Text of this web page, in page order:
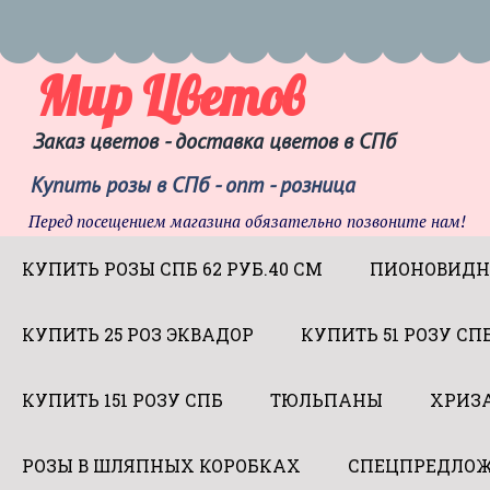
Мир Цветов
Заказ цветов - доставка цветов в СПб
Купить розы в СПб - опт - розница
Перед посещением магазина обязательно позвоните нам!
КУПИТЬ РОЗЫ СПБ 62 РУБ.40 СМ
КУПИТЬ 25 РОЗ ЭКВАДОР КУПИТЬ 51 РОЗУ
КУПИТЬ 151 РОЗУ СПБ ТЮЛЬПАНЫ
РОЗЫ В ШЛЯПНЫХ КОРОБКАХ